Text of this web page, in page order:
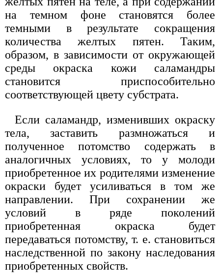
на темном фоне становятся более
темными в результате сокращения
количества желтых пятен. Таким,
образом, в зависимости от окружающей
среды окраска кожи саламандры
становится приспособительно
соответствующей цвету субстрата.
Если саламандр, изменивших окраску
тела, заставить размножаться и
полученное потомство содержать в
аналогичных условиях, то у молоди
приобретенное их родителями изменение
окраски будет усиливаться в том же
направлении. При сохранении же
условий в ряде поколений
приобретенная окраска будет
передаваться потомству, т. е. становиться
наследственной по закону наследования
приобретенных свойств.